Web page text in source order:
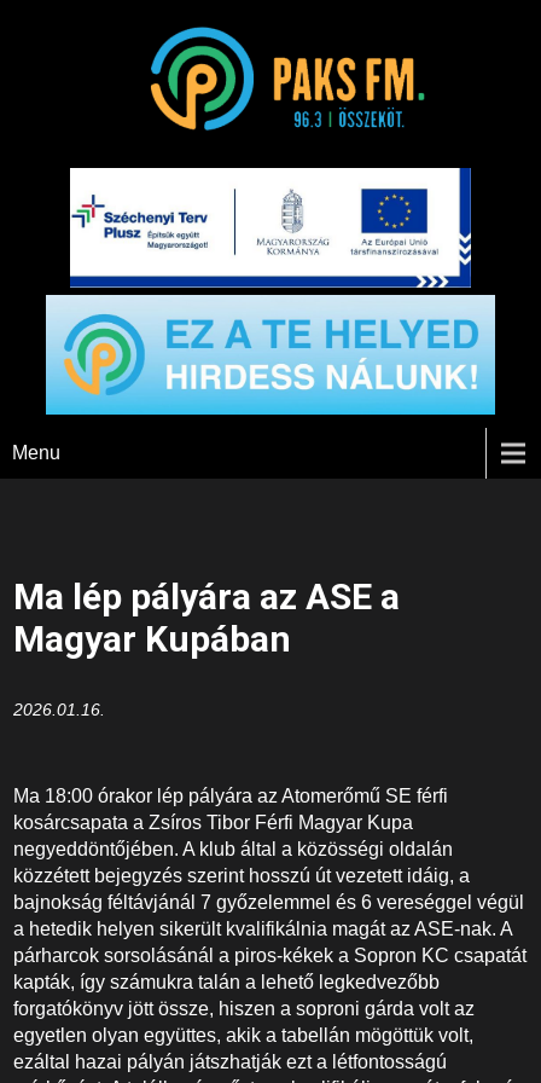
Paks FM
Menu
Ma lép pályára az ASE a
Magyar Kupában
2026.01.16.
Ma 18:00 órakor lép pályára az Atomerőmű SE férfi
kosárcsapata a Zsíros Tibor Férfi Magyar Kupa
negyeddöntőjében. A klub által a közösségi oldalán
közzétett bejegyzés szerint hosszú út vezetett idáig, a
bajnokság féltávjánál 7 győzelemmel és 6 vereséggel végül
a hetedik helyen sikerült kvalifikálnia magát az ASE-nak. A
párharcok sorsolásánál a piros-kékek a Sopron KC csapatát
kapták, így számukra talán a lehető legkedvezőbb
forgatókönyv jött össze, hiszen a soproni gárda volt az
egyetlen olyan együttes, akik a tabellán mögöttük volt,
ezáltal hazai pályán játszhatják ezt a létfontosságú